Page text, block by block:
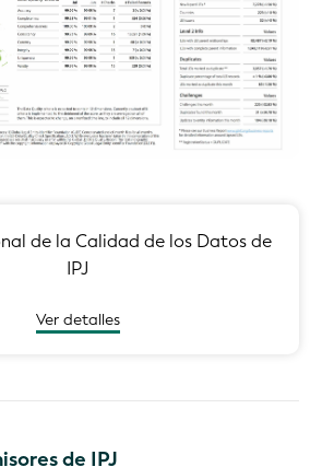
de la Calidad de los Datos de
IPJ
Ver detalles
de IPJ